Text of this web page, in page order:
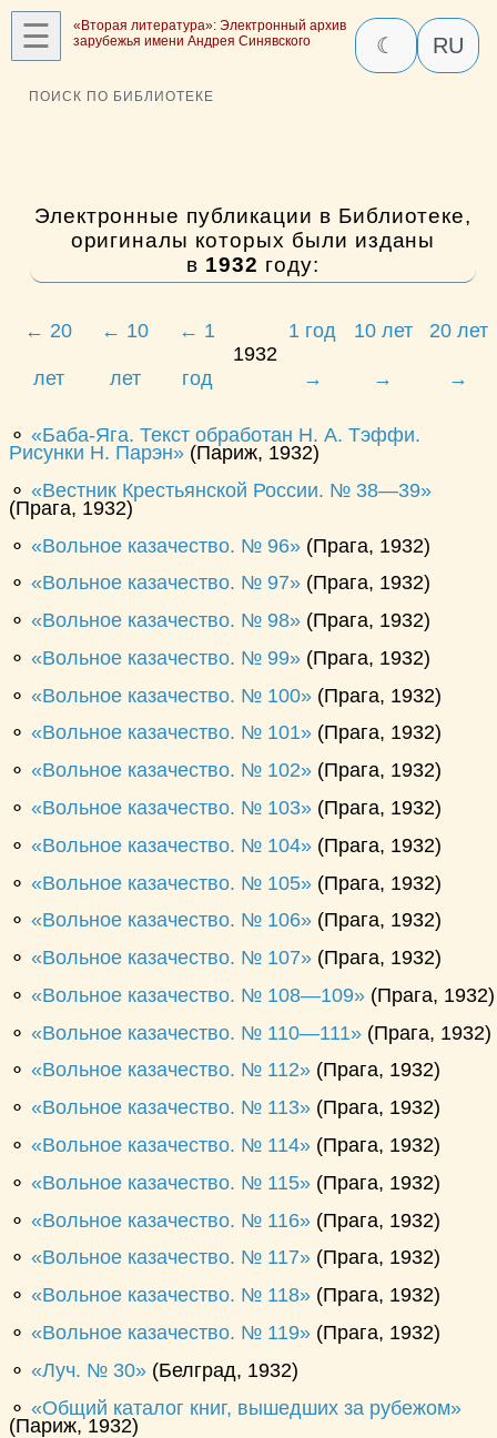
☰
«Вторая литература»: Электронный архив
зарубежья имени Андрея Синявского
☾ RU
ПОИСК ПО БИБЛИОТЕКЕ
Электронные публикации в Библиотеке,
оригиналы которых были изданы
в 1932 году:
← 20
лет
← 10
лет
← 1
год
1932
1 год
→
10 лет
→
20 лет
→
⚬
Баба-Яга. Текст обработан Н. А. Тэффи.
Рисунки Н. Парэн
(Париж, 1932)
⚬
Вестник Крестьянской России. № 38—39
(Прага, 1932)
⚬
Вольное казачество. № 96
(Прага, 1932)
⚬
Вольное казачество. № 97
(Прага, 1932)
⚬
Вольное казачество. № 98
(Прага, 1932)
⚬
Вольное казачество. № 99
(Прага, 1932)
⚬
Вольное казачество. № 100
(Прага, 1932)
⚬
Вольное казачество. № 101
(Прага, 1932)
⚬
Вольное казачество. № 102
(Прага, 1932)
⚬
Вольное казачество. № 103
(Прага, 1932)
⚬
Вольное казачество. № 104
(Прага, 1932)
⚬
Вольное казачество. № 105
(Прага, 1932)
⚬
Вольное казачество. № 106
(Прага, 1932)
⚬
Вольное казачество. № 107
(Прага, 1932)
⚬
Вольное казачество. № 108—109
(Прага, 1932)
⚬
Вольное казачество. № 110—111
(Прага, 1932)
⚬
Вольное казачество. № 112
(Прага, 1932)
⚬
Вольное казачество. № 113
(Прага, 1932)
⚬
Вольное казачество. № 114
(Прага, 1932)
⚬
Вольное казачество. № 115
(Прага, 1932)
⚬
Вольное казачество. № 116
(Прага, 1932)
⚬
Вольное казачество. № 117
(Прага, 1932)
⚬
Вольное казачество. № 118
(Прага, 1932)
⚬
Вольное казачество. № 119
(Прага, 1932)
⚬
Луч. № 30
(Белград, 1932)
⚬
Общий каталог книг, вышедших за рубежом
(Париж, 1932)